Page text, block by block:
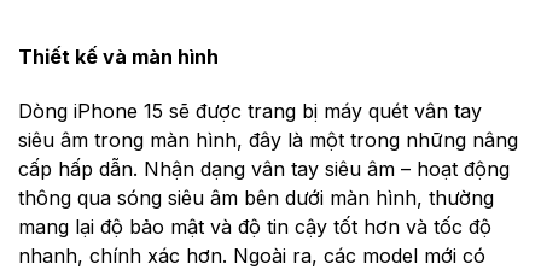
Thiết kế và màn hình
Dòng iPhone 15 sẽ được trang bị máy quét vân tay
siêu âm trong màn hình, đây là một trong những nâng
cấp hấp dẫn. Nhận dạng vân tay siêu âm – hoạt động
thông qua sóng siêu âm bên dưới màn hình, thường
mang lại độ bảo mật và độ tin cậy tốt hơn và tốc độ
nhanh, chính xác hơn. Ngoài ra, các model mới có